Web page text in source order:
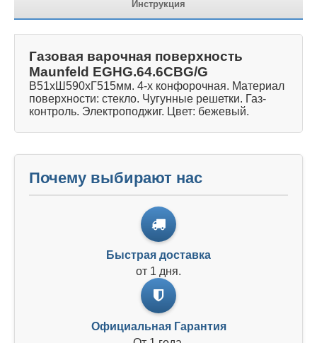
Инструкция
Газовая варочная поверхность
Maunfeld EGHG.64.6CBG/G
В51хШ590xГ515мм. 4-х конфорочная. Материал
поверхности: стекло. Чугунные решетки. Газ-
контроль. Электроподжиг. Цвет: бежевый.
Почему выбирают нас
Быстрая доставка
от 1 дня.
Официальная Гарантия